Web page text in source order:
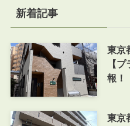
新着記事
東京
【
報！
東京